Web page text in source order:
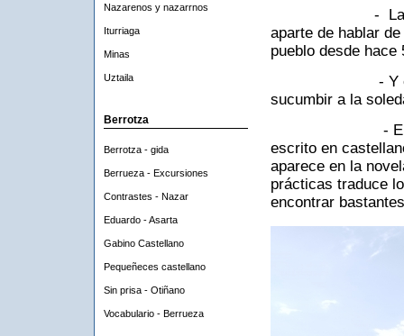
Nazarenos y nazarrnos
Iturriaga
Minas
Uztaila
Berrotza
Berrotza - gida
Berrueza - Excursiones
Contrastes - Nazar
Eduardo - Asarta
Gabino Castellano
Pequeñeces castellano
Sin prisa - Otiñano
Vocabulario - Berrueza
- La visita
aparte de hablar
pueblo desde hace
- Y
sucumbir a la
- El euskera,
escrito en
aparece en la
prácticas traduce
encontrar